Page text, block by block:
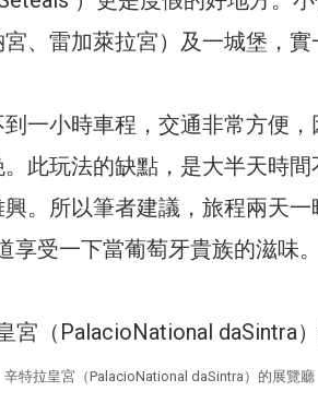
宮、雷加萊拉宮）及一城堡，實
一小時車程，交通非常方便
此玩法的缺點，是大半天時間
。所以筆者建議，旅程兩天一
受一下當葡萄牙貴族的滋味。
辛特拉皇宮（PalacioNational daSintra）的展覽廳